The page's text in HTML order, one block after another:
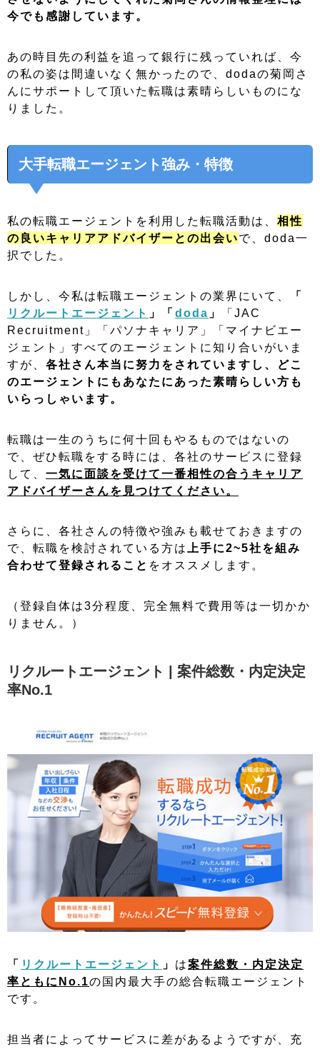
今でも感謝しています。
あの時目先の利益を追って銀行に残っていれば、今
の私の姿は間違いなく無かったので、dodaの菊岡さ
んにサポートして頂いた転職は素晴らしいものにな
りました。
大手転職エージェント強み・特徴
私の転職エージェントを利用した転職活動は、 相性
の良いキャリアアドバイザーとの出会いで、doda一
択でした。
しかし、今私は転職エージェントの業界にいて、
「
リクルートエージェント 」「 doda 」
「JAC
Recruitment」「パソナキャリア」「マイナビエー
ジェント」すべてのエージェントに知り合いがいま
すが、 各社さん本当に努力をされていますし、どこ
のエージェントにもあなたにあった素晴らしい方も
いらっしゃいます。
転職は一生のうちに何十回もやるものではないの
で、ぜひ転職をする時には、各社のサービスに登録
して、 一気に面談を受けて一番相性の合うキャリア
アドバイザーさんを見つけてください。
さらに、各社さんの特徴や強みも載せておきますの
で、転職を検討されている方は
上手に2~5社を組み
合わせて登録されること をオススメします。
（登録自体は3分程度、完全無料で費用等は一切かか
りません。）
リクルートエージェント | 案件総数・内定決定
率No.1
「 リクルートエージェント 」 は案件総数・内定決定
率ともにNo.1の国内最大手の総合転職エージェント
です。
担当者によってサービスに差があるようですが、充